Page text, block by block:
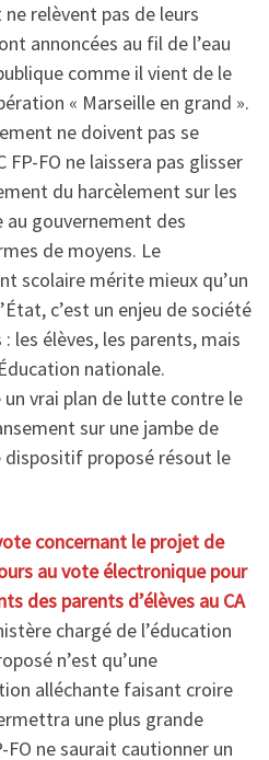
relèvent pas de leurs
annoncées au fil de l’eau
comme il vient de le
« Marseille en grand ».
ne doivent pas se
FP-FO ne laissera pas glisser
du harcèlement sur les
au gouvernement des
de moyens. Le
scolaire mérite mieux qu’un
c’est un enjeu de société
les élèves, les parents, mais
nationale.
un vrai plan de lutte contre le
sur une jambe de
proposé résout le
concernant le projet de
au vote électronique pour
des parents d’élèves au CA
chargé de l’éducation
n’est qu’une
alléchante faisant croire
une plus grande
FO ne saurait cautionner un